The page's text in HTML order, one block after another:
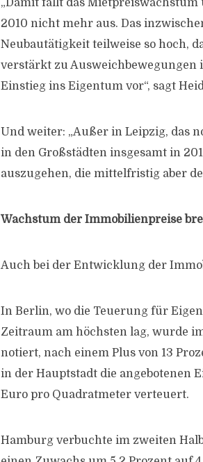
„Damit fällt das
2010 nicht mehr aus. Das
Neubautätigkeit teilweise so hoch,
verstärkt zu Ausweichbewegungen
Einstieg ins Eigentum vor“, sagt
Und weiter: „Außer in Leipzig, das
in den Großstädten insgesamt in
auszugehen, die mittelfristig aber
Wachstum der Immobilienpreise
Auch bei der Entwicklung der
In Berlin, wo die Teuerung für
Zeitraum am höchsten lag, wurde
notiert, nach einem Plus von 13
in der Hauptstadt die angebotenen
Euro pro Quadratmeter verteuert.
Hamburg verbuchte im zweiten